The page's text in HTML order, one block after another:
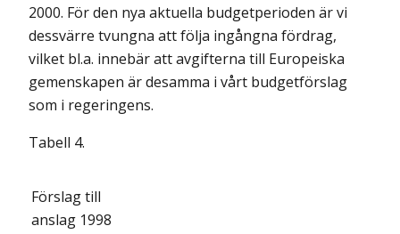
2000. För den nya aktuella budgetperioden är vi
dessvärre tvungna att följa ingångna fördrag,
vilket bl.a. innebär att avgifterna till Europeiska
gemenskapen är desamma i vårt budgetförslag
som i regeringens.
Tabell 4.
Förslag till
anslag 1998